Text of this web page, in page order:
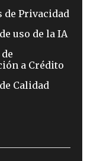
de Privacidad
uso de la IA
a Crédito
Calidad